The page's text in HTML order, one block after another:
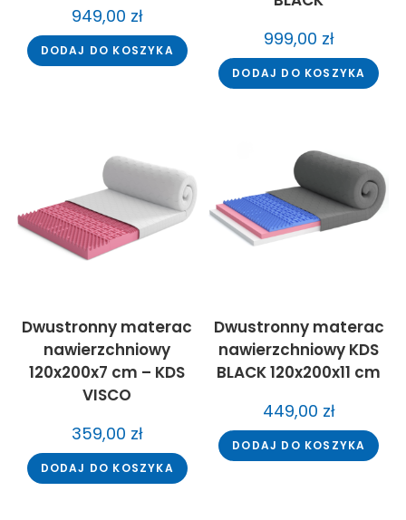
949,00 zł
DODAJ DO KOSZYKA
999,00 zł
DODAJ DO KOSZYKA
Dwustronny materac
nawierzchniowy
120x200x7 cm – KDS
VISCO
359,00 zł
DODAJ DO KOSZYKA
Dwustronny materac
nawierzchniowy KDS
BLACK 120x200x11 cm
449,00 zł
DODAJ DO KOSZYKA